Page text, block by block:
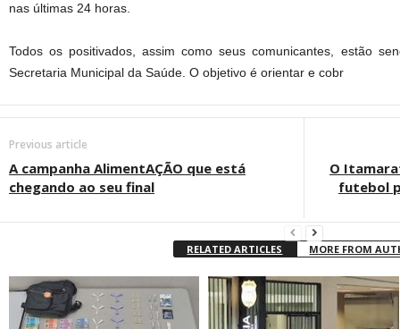
nas últimas 24 horas.
Todos os positivados, assim como seus comunicantes, estão
Secretaria Municipal da Saúde. O objetivo é orientar e cobr
Previous article
A campanha AlimentAÇÃO que está
chegando ao seu final
O
futebol
RELATED ARTICLES MORE FROM